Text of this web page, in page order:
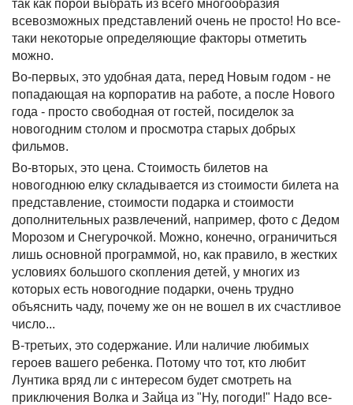
так как порой выбрать из всего многообразия
всевозможных представлений очень не просто! Но все-
таки некоторые определяющие факторы отметить
можно.
Во-первых, это удобная дата, перед Новым годом - не
попадающая на корпоратив на работе, а после Нового
года - просто свободная от гостей, посиделок за
новогодним столом и просмотра старых добрых
фильмов.
Во-вторых, это цена. Стоимость билетов на
новогоднюю елку складывается из стоимости билета на
представление, стоимости подарка и стоимости
дополнительных развлечений, например, фото с Дедом
Морозом и Снегурочкой. Можно, конечно, ограничиться
лишь основной программой, но, как правило, в жестких
условиях большого скопления детей, у многих из
которых есть новогодние подарки, очень трудно
объяснить чаду, почему же он не вошел в их счастливое
число...
В-третьих, это содержание. Или наличие любимых
героев вашего ребенка. Потому что тот, кто любит
Лунтика вряд ли с интересом будет смотреть на
приключения Волка и Зайца из "Ну, погоди!" Надо все-